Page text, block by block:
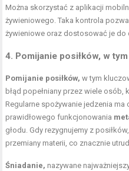
Można skorzystać z aplikacji
żywieniowego. Taka kontrola
żywieniowe oraz dostosować je do
4. Pomijanie posiłków, w
Pomijanie posiłków, w tym
błąd popełniany przez wiele
Regularne spożywanie jedzenia ma
prawidłowego funkcjonowania
głodu. Gdy rezygnujemy z
przemiany materii, co znacznie
Śniadanie, nazywane